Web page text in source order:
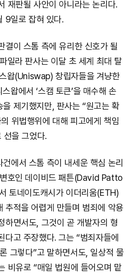
재판될 사안이 아니라는 논리다.
9일로 잡혀 있다.
결이 스톰 측에 유리한 신호가 될
일라 판사는 이달 초 세계 최대 탈
왑(Uniswap) 창립자들을 겨냥한
왑에서 ‘스캠 토큰’을 매수해 손
제기했지만, 판사는 “원고는 확
위법행위에 대해 피고에게 책임
선을 그었다.
에서 스톰 측이 내세운 핵심 논리
호인 데이비드 패튼(David Patto
토네이도캐시가 이더리움(ETH)
추적을 어렵게 만들며 범죄에 악용
하면서도, 그것이 곧 개발자의 형
고 주장했다. 그는 “범죄자들에
그렇다”고 말하면서도, 일상적 물
비유로 “매일 법원에 들어오며 맡